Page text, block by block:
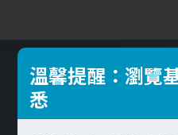
溫馨提醒：瀏覽
悉